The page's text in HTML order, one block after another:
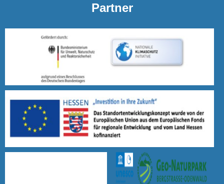
Partner